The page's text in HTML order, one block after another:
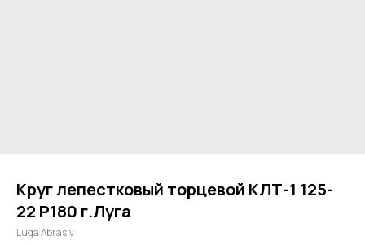
Круг лепестковый торцевой КЛТ-1 125-
22 Р180 г.Луга
Luga Abrasiv